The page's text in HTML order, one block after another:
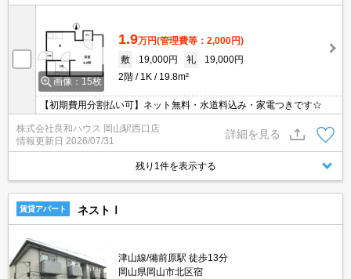
画像：15枚
1.9万円(管理費等：2,000円)
敷
19,000円 礼
19,000円
2階
1K 19.8m²
【初期費用分割払い可】ネット無料・水道料込み・家電つきです☆
株式会社良和ハウス 岡山駅西口店
情報更新日 2026/07/31
詳細を見る
残り1件を表示する
賃貸アパート ネストⅠ
津山線/備前原駅 徒歩13分
岡山県岡山市北区宿